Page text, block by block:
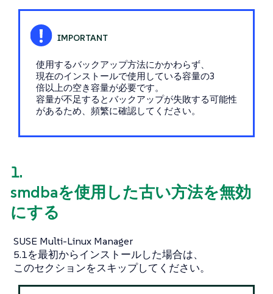
使用するバックアップ方法にかかわらず、
現在のインストールで使用している容量の3
倍以上の空き容量が必要です。
容量が不足するとバックアップが失敗する可能性
があるため、頻繁に確認してください。
1.
smdbaを使用した古い方法を無効
にする
SUSE Multi-Linux Manager
5.1を最初からインストールした場合は、
このセクションをスキップしてください。